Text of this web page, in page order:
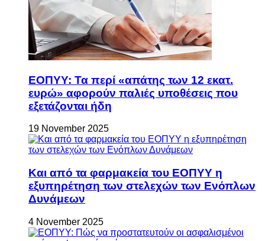
ΕΟΠΥΥ: Τα περί «απάτης των 12 εκατ.
ευρώ» αφορούν παλιές υποθέσεις που
εξετάζονται ήδη
19 November 2025
Και από τα φαρμακεία του ΕΟΠΥΥ η
εξυπηρέτηση των στελεχών των Ενόπλων
Δυνάμεων
4 November 2025